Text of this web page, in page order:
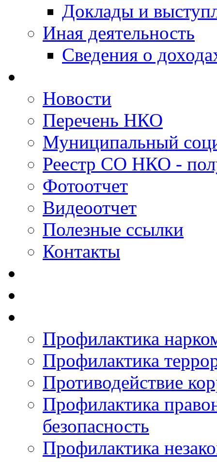
Доклады и
Иная деятельность
Сведения о
Новости
Перечень НКО
Муниципальный
Реестр СО НКО -
Фотоотчет
Видеоотчет
Полезные ссылки
Контакты
Профилактика
Профилактика
Противодействие
Профилактика
безопасность
Профилактика